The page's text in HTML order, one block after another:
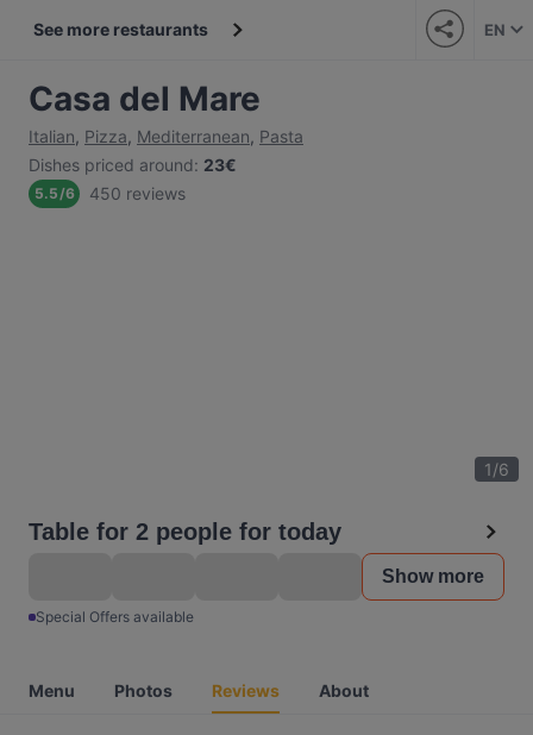
See more restaurants EN
Casa del Mare
Italian, Pizza, Mediterranean, Pasta
Dishes priced around: 23€
5.5/6 450 reviews
1/6
Table for 2 people for today
Show more
Special Offers available
Menu Photos Reviews About